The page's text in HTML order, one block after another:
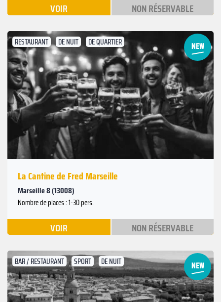
VOIR NON RÉSERVABLE
RESTAURANT DE NUIT DE QUARTIER
Précédent
Suivant
La Cantine de Fred Marseille
Marseille 8 (13008)
Nombre de places : 1-30 pers.
VOIR NON RÉSERVABLE
BAR / RESTAURANT SPORT DE NUIT